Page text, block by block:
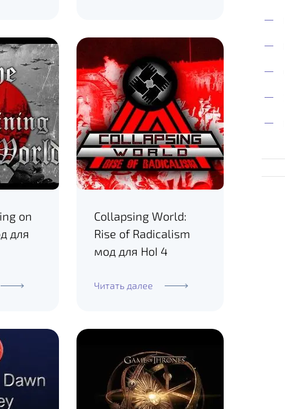
on
для
Collapsing World:
Rise of Radicalism
мод для HoI 4
Читать далее